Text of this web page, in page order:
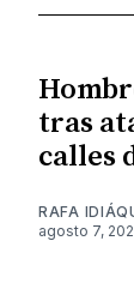
tras
calles
RAFA
agosto 7,